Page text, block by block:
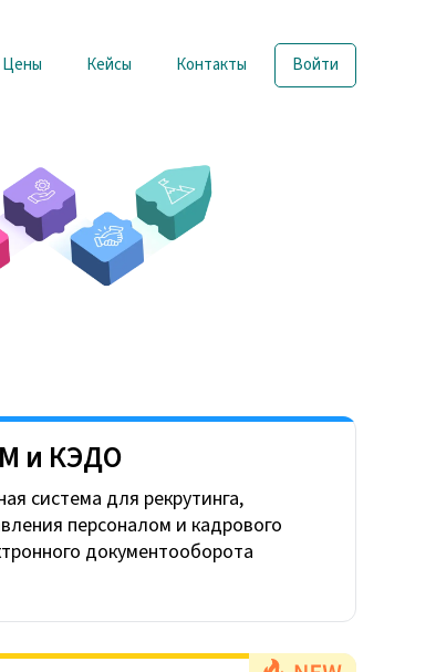
Цены Кейсы Контакты Войти
и КЭДО
система для рекрутинга,
персоналом и кадрового
документооборота